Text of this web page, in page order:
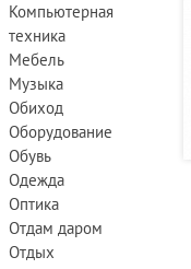
Компьютерная
техника
Мебель
Музыка
Обиход
Оборудование
Обувь
Одежда
Оптика
Отдам даром
Отдых